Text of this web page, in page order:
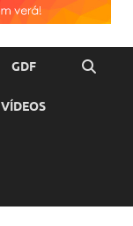
GDF
VÍDEOS